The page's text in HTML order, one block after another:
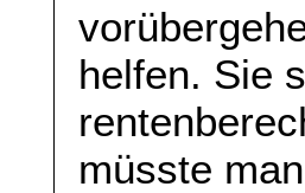
helfen. Sie
müsste